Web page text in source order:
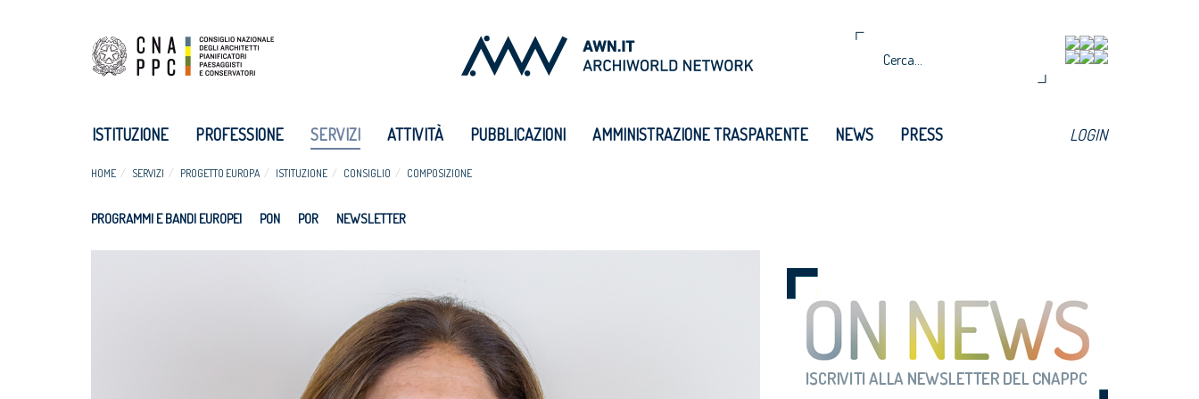
ISTITUZIONE PROFESSIONE SERVIZI ATTIVITÀ PUBBLICAZIONI AMMINISTRAZIONE TRASPARENTE NEWS PRESS LOGIN
HOME SERVIZI PROGETTO EUROPA ISTITUZIONE CONSIGLIO COMPOSIZIONE
PROGRAMMI E BANDI EUROPEI PON POR NEWSLETTER